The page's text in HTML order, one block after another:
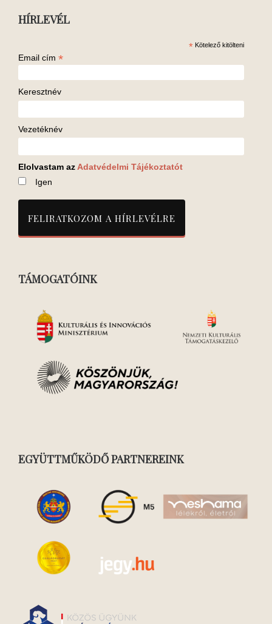
HÍRLEVÉL
* Kötelező kitölteni
Email cím *
Keresztnév
Vezetéknév
Elolvastam azAdatvédelmi Tájékoztatót
Igen
TÁMOGATÓINK
EGYÜTTMŰKÖDŐ PARTNEREINK